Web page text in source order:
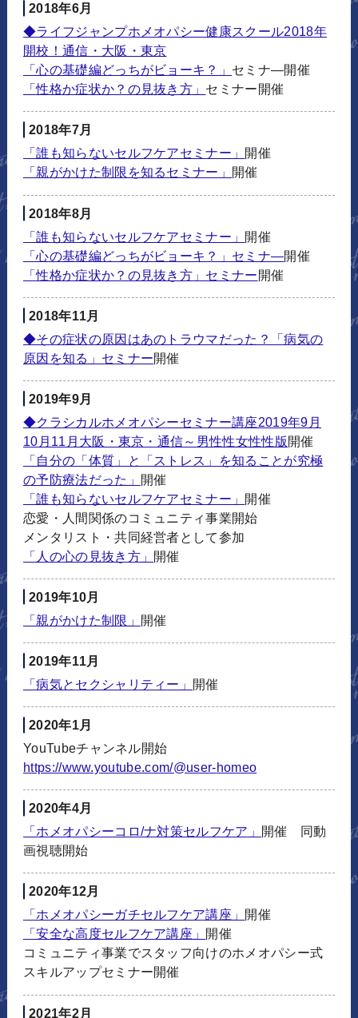
2018年6月
◆ライフジャンプホメオパシー健康スクール2018年
開校！通信・大阪・東京
「心の基礎編どっちがビョーキ？」 セミナ―開催
「性格か症状か？の見抜き方」 セミナー開催
2018年7月
「誰も知らないセルフケアセミナー」 開催
「親がかけた制限を知るセミナー」
開催
2018年8月
「誰も知らないセルフケアセミナー」 開催
「心の基礎編どっちがビョーキ？」セミナ―開催
「性格か症状か？の見抜き方」セミナー開催
2018年11月
◆その症状の原因はあのトラウマだった？「病気の
原因を知る」セミナー開催
2019年9月
◆クラシカルホメオパシーセミナー講座2019年9月
10月11月大阪・東京・通信～男性性女性性版開催
「自分の「体質」と「ストレス」を知ることが究極
の予防療法だった」 開催
「誰も知らないセルフケアセミナー」 開催
恋愛・人間関係のコミュニティ事業開始
メンタリスト・共同経営者として参加
「人の心の見抜き方」 開催
2019年10月
「親がかけた制限」 開催
2019年11月
「病気とセクシャリティー」 開催
2020年1月
YouTubeチャンネル開始
https://www.youtube.com/@user-homeo
2020年4月
「ホメオパシーコロ/ナ対策セルフケア」
開催 同動
画視聴開始
2020年12月
「ホメオパシーガチセルフケア講座」 開催
「安全な高度セルフケア講座」 開催
コミュニティ事業でスタッフ向けのホメオパシー式
スキルアップセミナー開催
2021年2月